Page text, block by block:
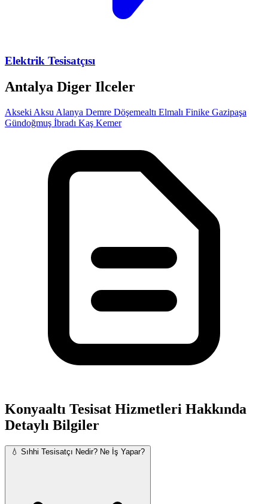
Elektrik Tesisatçısı
Antalya Diger Ilceler
Akseki Aksu Alanya Demre Döşemealtı Elmalı Finike Gazipaşa
Gündoğmuş İbradı Kaş Kemer
Konyaaltı Tesisat Hizmetleri Hakkında
Detaylı Bilgiler
💧 Sıhhi Tesisatçı Nedir? Ne İş Yapar?